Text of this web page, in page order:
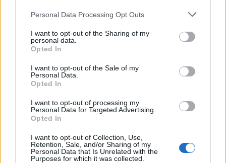
Personal Data Processing Opt Outs
I want to opt-out of the Sharing of my
personal data.
Opted In
I want to opt-out of the Sale of my
Personal Data.
Opted In
I want to opt-out of processing my
Personal Data for Targeted Advertising.
Opted In
I want to opt-out of Collection, Use,
Retention, Sale, and/or Sharing of my
Personal Data that Is Unrelated with the
Purposes for which it was collected.
Καληφώνη - Μάστορας: Μαζί στην
Πάρο, χωριστά στα social - Οι νέες
αναρτήσεις
SHOWBIZ
ψυχοθεραπείας, τα πρωτοσέλιδα και
ο «τέλειος» γάμος
GOSSIP SPECIALS